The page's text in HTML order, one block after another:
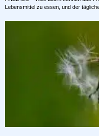
Lebensmittel zu essen, und der